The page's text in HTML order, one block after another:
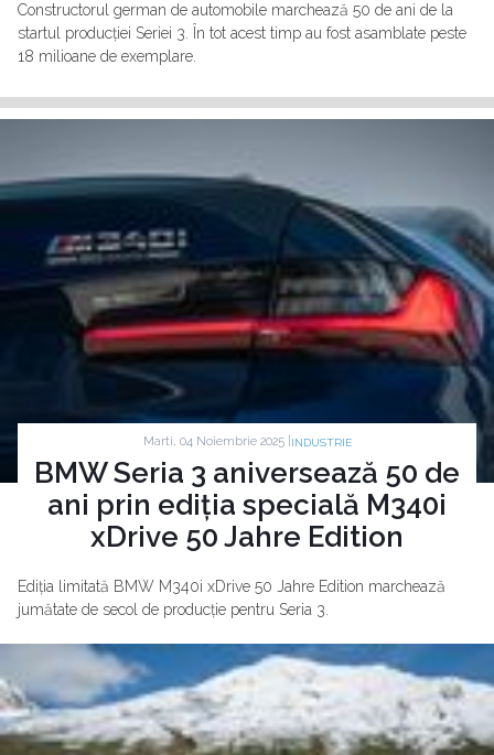
Constructorul german de automobile marchează 50 de ani de la
startul producției Seriei 3. În tot acest timp au fost asamblate peste
18 milioane de exemplare.
Marti, 04 Noiembrie 2025 | INDUSTRIE
BMW Seria 3 aniversează 50 de
ani prin ediția specială M340i
xDrive 50 Jahre Edition
Ediția limitată BMW M340i xDrive 50 Jahre Edition marchează
jumătate de secol de producție pentru Seria 3.